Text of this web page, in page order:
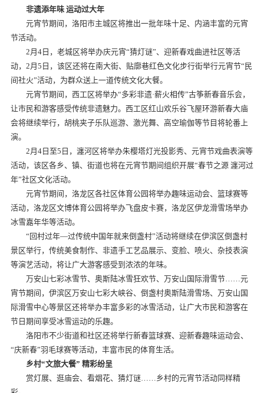
非遗添年味 运动过大年
元宵节期间，洛阳市主城区将推出一批年味十足、内涵丰富的元宵
节活动。
2月4日，老城区将举办庆元宵“猜灯谜”、迎新春戏曲进社区等活
动，2月5日，该区还将在南大街、贴廓巷红色文化步行街举行元宵节“民
间社火”活动，为群众送上一道传统文化大餐。
元宵节期间，西工区将举办“多彩非遗·薪火相传”古筝新春音乐会，
让市民和游客感受传统非遗魅力。西工区红山欢乐谷飞屋环游新春大庙
会将继续举行，胡桃夹子乐队巡游、激光舞、高空瑜伽等节目将轮番上
演。
2月4日至5日，瀍河区将举办朱樱塔灯光投影秀、元宵节戏曲表演等
活动，该区各乡、镇、街道也将在元宵节期间组织开展“春节之源 瀍河过
年”社区文化活动。
元宵节期间，洛龙区各社区体育公园将举办趣味运动会、篮球赛等
活动，洛龙区文博体育公园将举办飞盘皮卡赛，洛龙区伊龙滑雪场举办
冰雪嘉年华等活动。
“回村过年—过传统中国年就来倒盏村”活动将继续在伊滨区倒盏村
景区举行，传统美食制作、非遗手工艺品展示、变脸、喷火、杂技表演
等演艺活动，将让广大游客感受到浓浓的年味。
万安山七彩冰雪节、奥斯陆冰雪狂欢节、万安山国际滑雪节……元
宵节期间，伊滨区万安山七彩大峡谷、倒盏村奥斯陆滑雪场、万安山国
际滑雪中心等景区还将举办丰富多彩的冰雪活动，让广大市民和游客在
节日期间享受冰雪运动的乐趣。
洛阳市不少街道和社区还将举行新春篮球赛、迎新春趣味运动会、
“庆新春”羽毛球赛等活动，丰富市民的体育生活。
乡村“文旅大餐” 精彩纷呈
赏灯展、逛庙会、看烟花、猜灯谜……乡村的元宵节活动同样精